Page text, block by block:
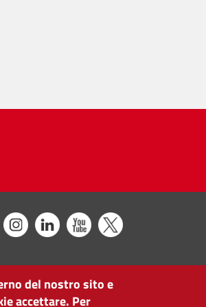
del nostro sito e
accettare. Per